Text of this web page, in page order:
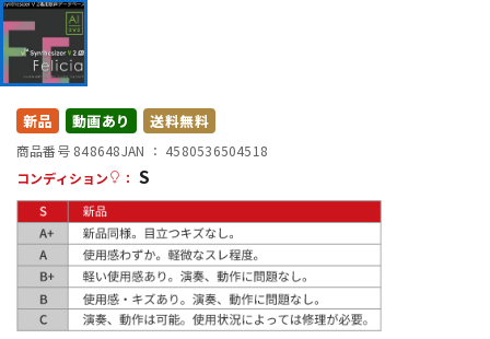
配信/ライブ機器
中古 ヴィンテージ
新品 動画あり 送料無料
商品番号 848648JAN ： 4580536504518
コンディション
： S